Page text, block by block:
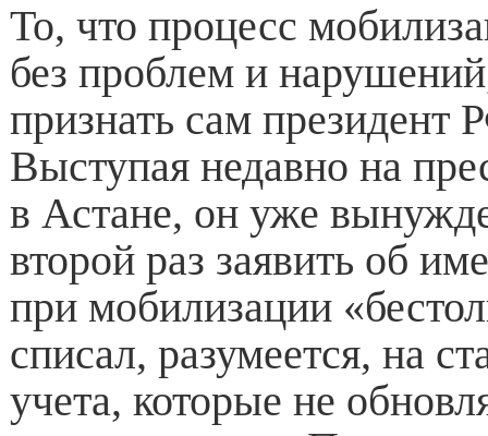
То, что процесс
без проблем и
признать сам президент
Выступая недавно на
в Астане, он уже
второй раз заявить об
при мобилизации
списал, разумеется, на
учета, которые не